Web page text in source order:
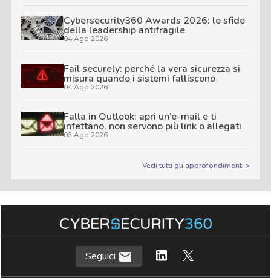
Cybersecurity360 Awards 2026: le sfide
della leadership antifragile
04 Ago 2026
Fail securely: perché la vera sicurezza si
misura quando i sistemi falliscono
04 Ago 2026
Falla in Outlook: apri un’e-mail e ti
infettano, non servono più link o allegati
03 Ago 2026
Vedi tutti gli approfondimenti >
Seguici